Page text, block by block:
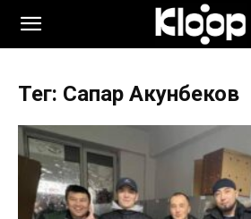
KLOOP.KG
Новости
Тег: Сапар Акунбеков